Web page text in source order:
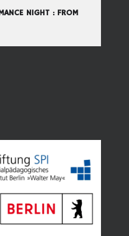
NIGHT : FROM